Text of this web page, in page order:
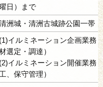
日）まで
洲城・清洲古城跡公園一帯
(1)イルミネーション企画業務
選定・調達）
(2)イルミネーション開催業務
工、保守管理）